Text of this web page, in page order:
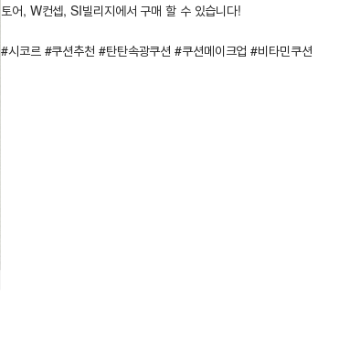
토어, W컨셉, SI빌리지에서 구매 할 수 있습니다!
#시코르 #쿠션추천 #탄탄속광쿠션 #쿠션메이크업 #비타민쿠션